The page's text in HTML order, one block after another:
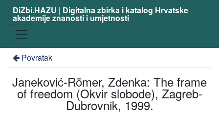
DiZbi.HAZU | Digitalna zbirka i katalog Hrvatske
akademije znanosti i umjetnosti
Povratak
Janeković-Römer, Zdenka: The frame
of freedom (Okvir slobode), Zagreb-
Dubrovnik, 1999.